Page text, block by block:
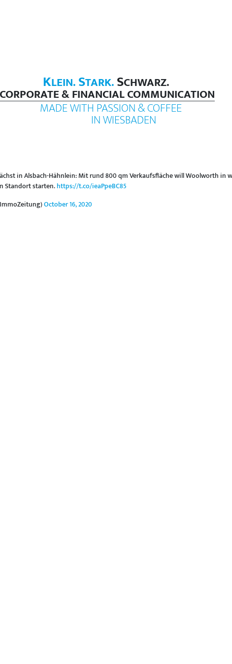
KLEIN.STARK.SCHWARZ.
CORPORATE & FINANCIAL COMMUNICATION
MADE WITH PASSION & COFFEE
IN WIESBADEN
in Alsbach-Hähnlein: Mit rund 800 qm Verkaufsfläche will Woolworth in
Standort starten.https://t.co/ieaPpeBC85
October 16, 2020